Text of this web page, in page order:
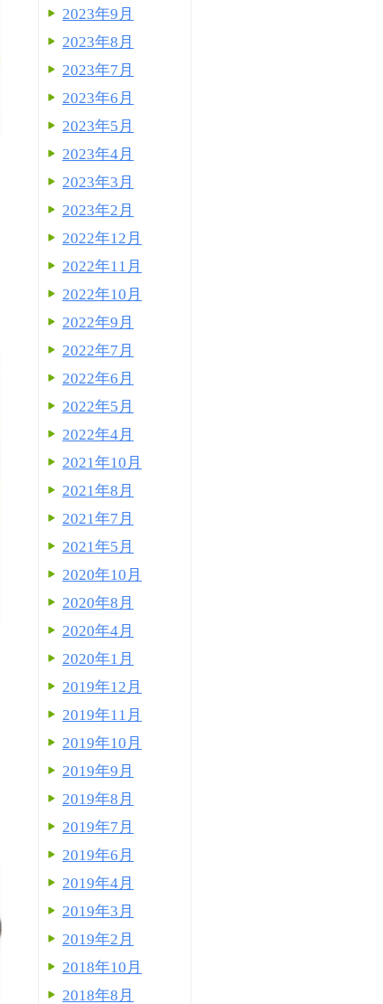
2023年9月
2023年8月
2023年7月
2023年6月
2023年5月
2023年4月
2023年3月
2023年2月
2022年12月
2022年11月
2022年10月
2022年9月
2022年7月
2022年6月
2022年5月
2022年4月
2021年10月
2021年8月
2021年7月
2021年5月
2020年10月
2020年8月
2020年4月
2020年1月
2019年12月
2019年11月
2019年10月
2019年9月
2019年8月
2019年7月
2019年6月
2019年4月
2019年3月
2019年2月
2018年10月
2018年8月